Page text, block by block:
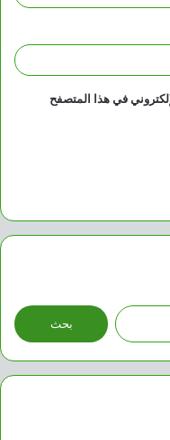
في هذا المتصفح
البحث
عن: